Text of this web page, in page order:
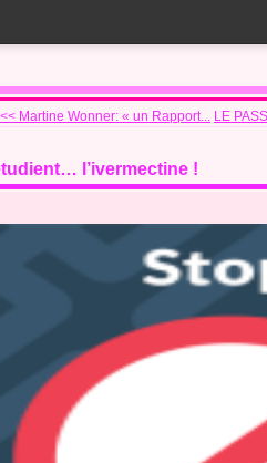
<< Martine Wonner: « un Rapport... LE
l’ivermectine !